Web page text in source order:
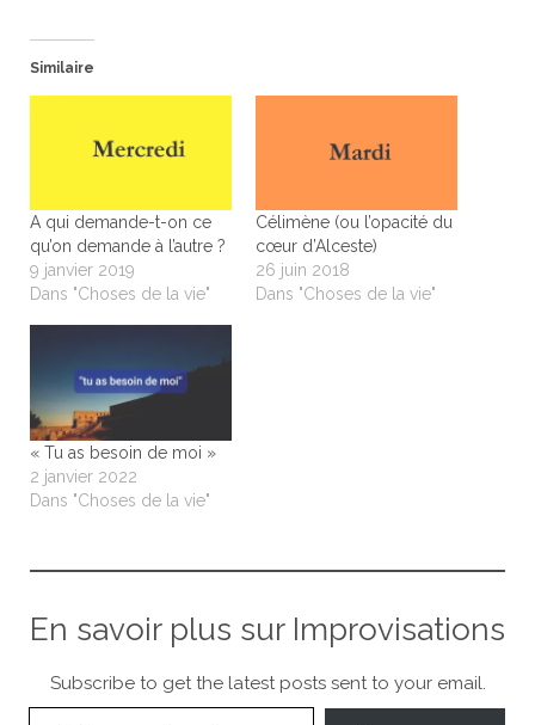
Similaire
A qui demande-t-on ce
qu’on demande à l’autre ?
9 janvier 2019
Dans "Choses de la vie"
Célimène (ou l’opacité du
cœur d’Alceste)
26 juin 2018
Dans "Choses de la vie"
« Tu as besoin de moi »
2 janvier 2022
Dans "Choses de la vie"
En savoir plus sur Improvisations
Subscribe to get the latest posts sent to your email.
Saisissez votre adresse e-mail…